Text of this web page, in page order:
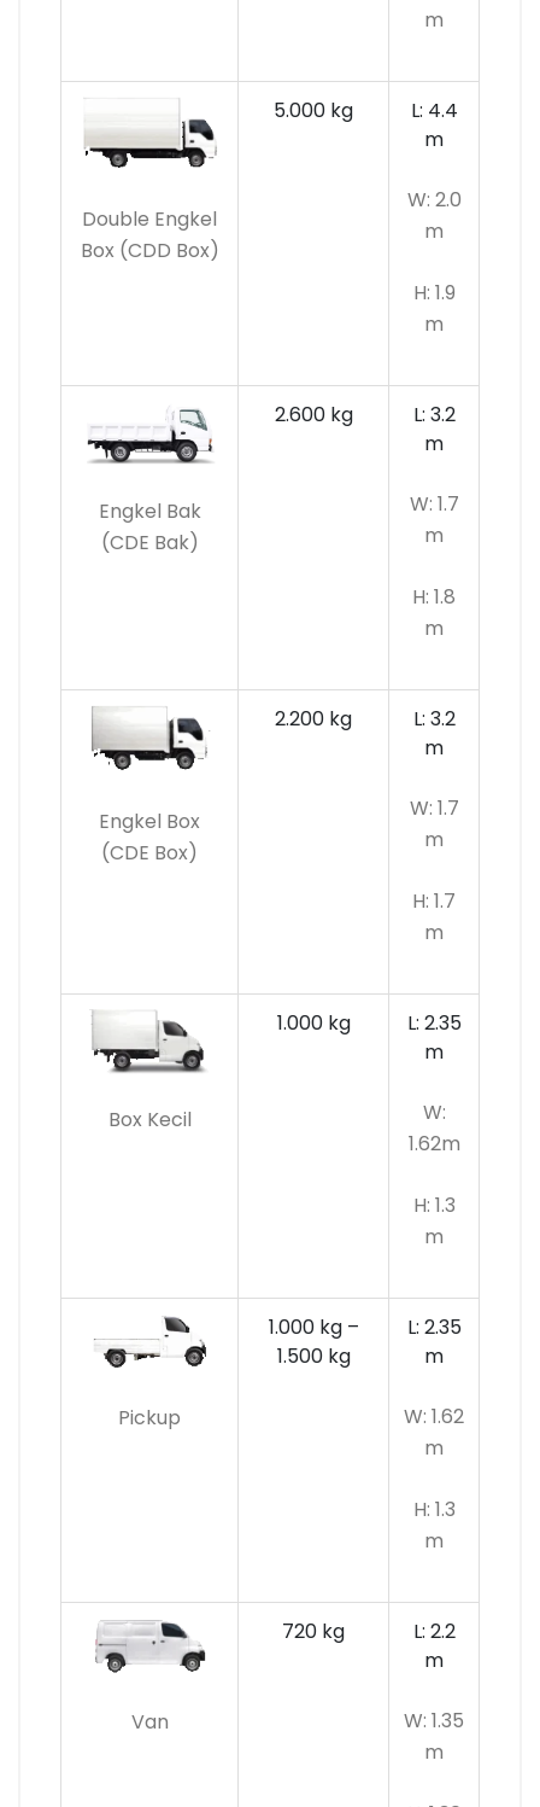
m
Double Engkel
Box (CDD Box)
5.000 kg
L: 4.4
m
W: 2.0
m
H: 1.9
m
Engkel Bak
(CDE Bak)
2.600 kg
L: 3.2
m
W: 1.7
m
H: 1.8
m
Engkel Box
(CDE Box)
2.200 kg
L: 3.2
m
W: 1.7
m
H: 1.7
m
Box Kecil
1.000 kg
L: 2.35
m
W:
1.62m
H: 1.3
m
Pickup
1.000 kg –
1.500 kg
L: 2.35
m
W: 1.62
m
H: 1.3
m
Van
720 kg
L: 2.2
m
W: 1.35
m